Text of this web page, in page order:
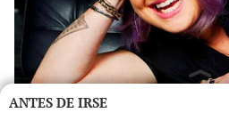
ANTES DE IRSE